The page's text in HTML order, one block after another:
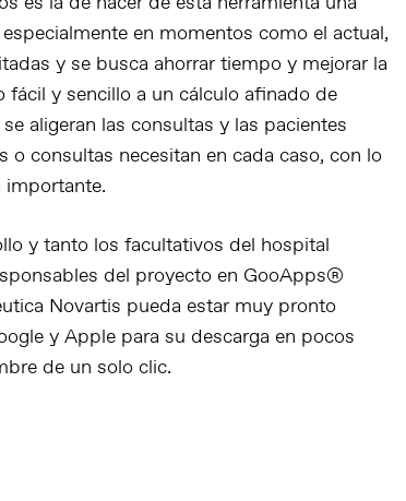
en momentos como el actual,
y se busca ahorrar tiempo y mejorar la
fácil y sencillo a un cálculo afinado de
aligeran las consultas y las pacientes
o consultas necesitan en cada caso, con lo
importante.
y tanto los facultativos del hospital
del proyecto en GooApps®
Novartis pueda estar muy pronto
y Apple para su descarga en pocos
de un solo clic.